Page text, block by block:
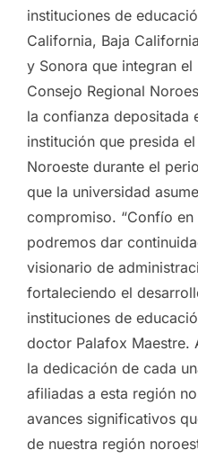
instituciones de
California, Baja
y Sonora que integran el
Consejo Regional
la confianza depositada
institución que presida
Noroeste durante el
que la universidad
compromiso. “Confío
podremos dar
visionario de
fortaleciendo el
instituciones de
doctor Palafox Maestre.
la dedicación de cada
afiliadas a esta región
avances significativos
de nuestra región